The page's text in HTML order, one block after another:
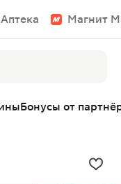
Аптека Магнит
Бонусы от